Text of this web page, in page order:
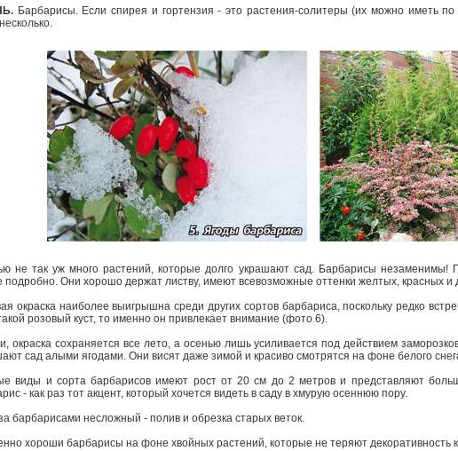
Барбарисы. Если спирея и гортензия - это растения-солитеры (их можно иметь
не так уж много растений, которые долго украшают сад. Барбарисы незаменимы!
подробно. Они хорошо держат листву, имеют всевозможные оттенки желтых, красных и
окраска наиболее выигрышна среди других сортов барбариса, поскольку редко
розовый куст, то именно он привлекает внимание (фото 6).
окраска сохраняется все лето, а осенью лишь усиливается под действием
сад алыми ягодами. Они висят даже зимой и красиво смотрятся на фоне белого
виды и сорта барбарисов имеют рост от 20 см до 2 метров и представляют
- как раз тот акцент, который хочется видеть в саду в хмурую осеннюю пору.
барбарисами несложный - полив и обрезка старых веток.
хороши барбарисы на фоне хвойных растений, которые не теряют декоративность